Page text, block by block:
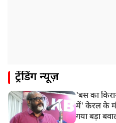
ट्रेंडिंग न्यूज़
'बस का
में' केरल के
गया बड़ा